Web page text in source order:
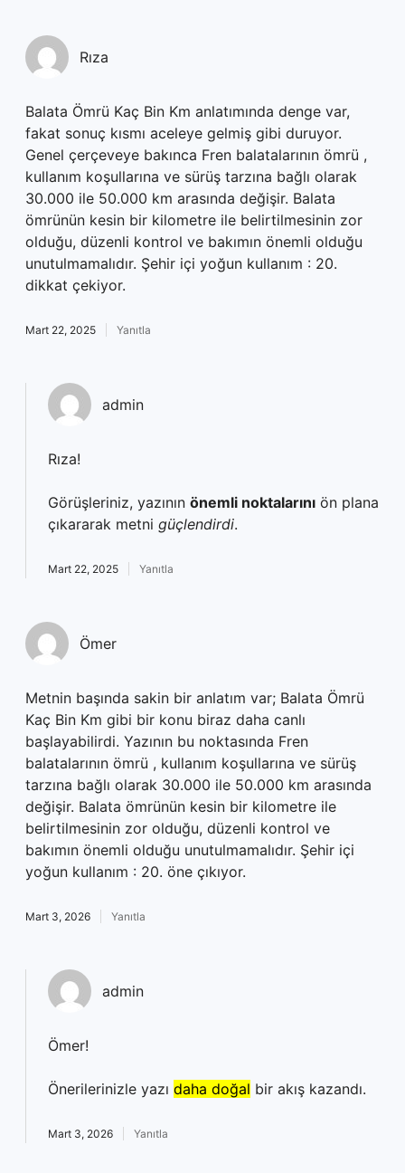
Rıza
Balata Ömrü Kaç Bin Km anlatımında denge var,
fakat sonuç kısmı aceleye gelmiş gibi duruyor.
Genel çerçeveye bakınca Fren balatalarının ömrü ,
kullanım koşullarına ve sürüş tarzına bağlı olarak
30.000 ile 50.000 km arasında değişir. Balata
ömrünün kesin bir kilometre ile belirtilmesinin zor
olduğu, düzenli kontrol ve bakımın önemli olduğu
unutulmamalıdır. Şehir içi yoğun kullanım : 20.
dikkat çekiyor.
Mart 22, 2025 Yanıtla
admin
Rıza!
Görüşleriniz, yazının önemli noktalarını ön plana
çıkararak metni güçlendirdi.
Mart 22, 2025 Yanıtla
Ömer
Metnin başında sakin bir anlatım var; Balata Ömrü
Kaç Bin Km gibi bir konu biraz daha canlı
başlayabilirdi. Yazının bu noktasında Fren
balatalarının ömrü , kullanım koşullarına ve sürüş
tarzına bağlı olarak 30.000 ile 50.000 km arasında
değişir. Balata ömrünün kesin bir kilometre ile
belirtilmesinin zor olduğu, düzenli kontrol ve
bakımın önemli olduğu unutulmamalıdır. Şehir içi
yoğun kullanım : 20. öne çıkıyor.
Mart 3, 2026 Yanıtla
admin
Ömer!
Önerilerinizle yazı daha doğal bir akış kazandı.
Mart 3, 2026 Yanıtla